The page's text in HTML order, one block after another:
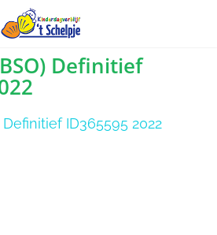
Definitief
ID365595 2022